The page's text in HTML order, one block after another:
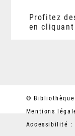
Profitez
en
© Bibliothèque
Mentions
Accessibilité :